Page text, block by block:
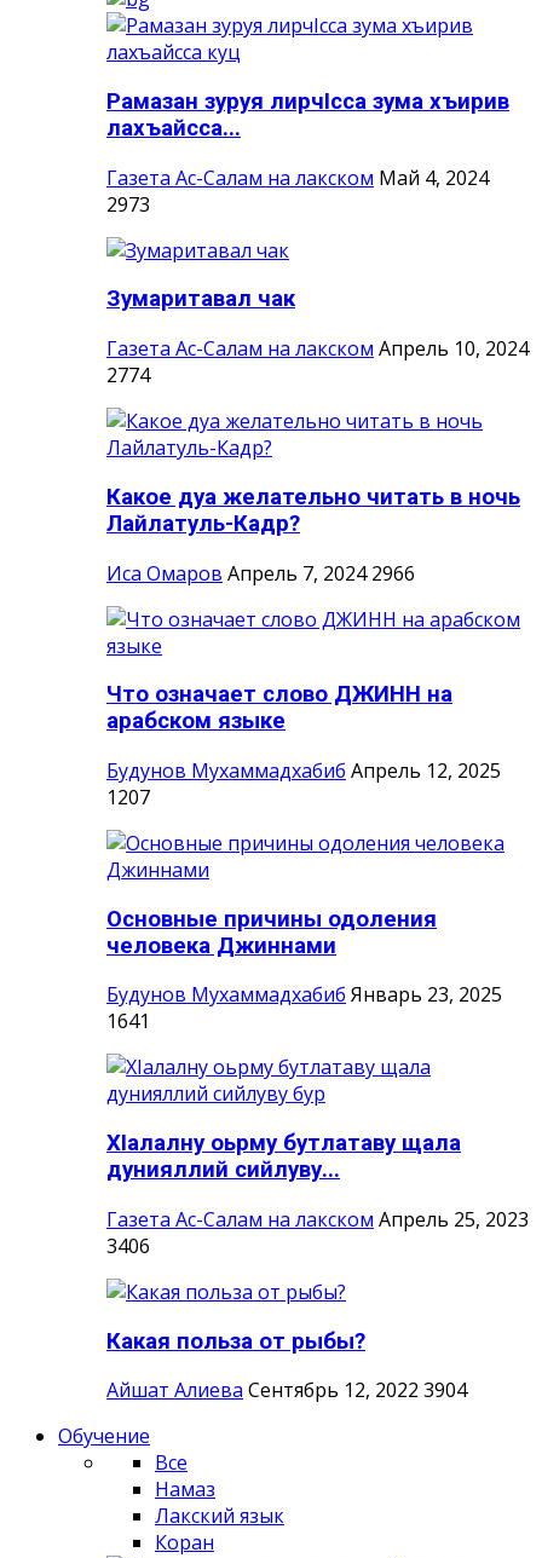
Рамазан зуруя лирчIсса зума хъирив
лахъайсса...
Газета Ас-Салам на лакском Май 4, 2024
2973
Зумаритавал чак
Газета Ас-Салам на лакском Апрель 10, 2024
2774
Какое дуа желательно читать в ночь
Лайлатуль-Кадр?
Иса Омаров Апрель 7, 2024 2966
Что означает слово ДЖИНН на
арабском языке
Будунов Мухаммадхабиб Апрель 12, 2025
1207
Основные причины одоления
человека Джиннами
Будунов Мухаммадхабиб Январь 23, 2025
1641
ХIалалну оьрму бутлатаву щала
дунияллий сийлуву...
Газета Ас-Салам на лакском Апрель 25, 2023
3406
Какая польза от рыбы?
Айшат Алиева Сентябрь 12, 2022 3904
Обучение
Все
Намаз
Лакский язык
Коран